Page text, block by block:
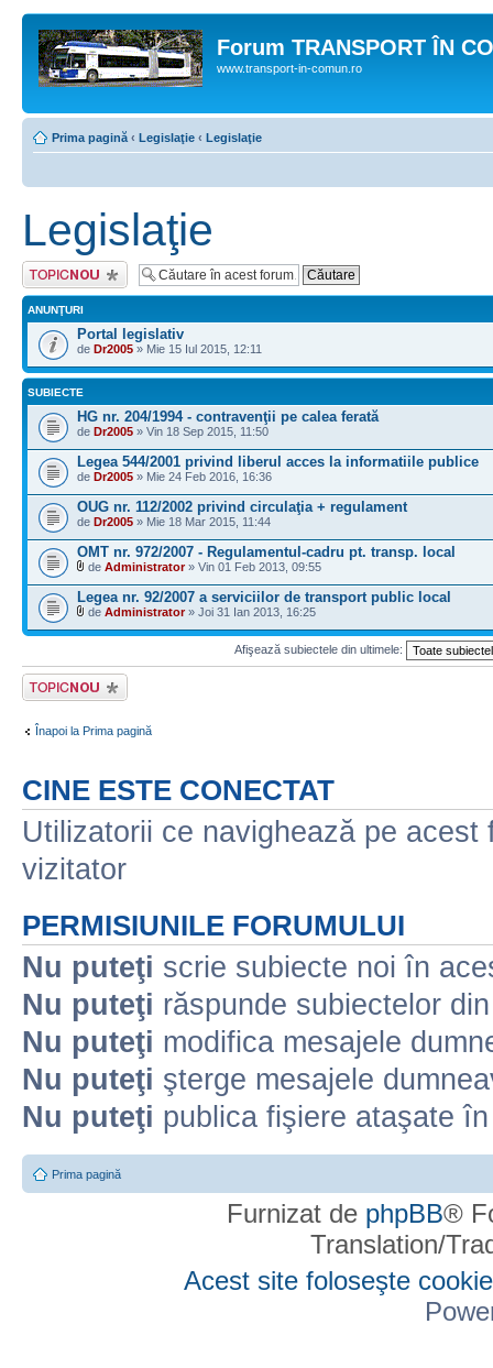
Forum TRANSPORT ÎN
www.transport-in-comun.ro
Prima pagină ‹ Legislaţie ‹ Legislaţie
Legislaţie
Scrie un subiect
nou
ANUNŢURI
Portal legislativ
de Dr2005 » Mie 15 Iul 2015, 12:11
SUBIECTE
HG nr. 204/1994 - contravenţii pe calea ferată
de Dr2005 » Vin 18 Sep 2015, 11:50
Legea 544/2001 privind liberul acces la informatiile publice
de Dr2005 » Mie 24 Feb 2016, 16:36
OUG nr. 112/2002 privind circulaţia + regulament
de Dr2005 » Mie 18 Mar 2015, 11:44
OMT nr. 972/2007 - Regulamentul-cadru pt. transp. local
de Administrator» Vin 01 Feb 2013, 09:55
Legea nr. 92/2007 a serviciilor de transport public local
de Administrator» Joi 31 Ian 2013, 16:25
Afişează subiectele din ultimele:
Scrie un subiect
nou
Înapoi la Prima pagină
CINE ESTE CONECTAT
Utilizatorii ce navighează pe
vizitator
PERMISIUNILE FORUMULUI
Nu puteţi scrie subiecte noi în
Nu puteţi răspunde subiectelor
Nu puteţi modifica mesajele
Nu puteţi şterge mesajele
Nu puteţi publica fişiere ataşate
Prima pagină
Furnizat de phpBB®
Translation/
Acest site foloseşte